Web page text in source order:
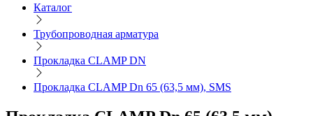
Каталог
Трубопроводная арматура
Прокладка CLAMP DN
Прокладка CLAMP Dn 65 (63,5 мм), SMS